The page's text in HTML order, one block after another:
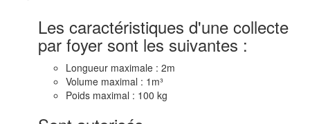
Les caractéristiques d'une collecte
par foyer sont les suivantes :
Longueur maximale : 2m
Volume maximal : 1m³
Poids maximal : 100 kg